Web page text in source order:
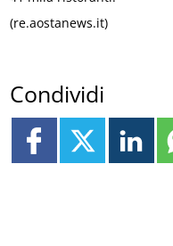
(re.aostanews.it)
Condividi